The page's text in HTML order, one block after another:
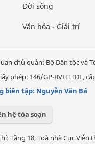
Đời sống
Văn hóa - Giải trí
chủ quản: Bộ Dân tộc và
phép: 146/GP-BVHTTDL,
biên tập: Nguyễn Văn Bá
hệ tòa soạn
Tầng 18, Toà nhà Cục